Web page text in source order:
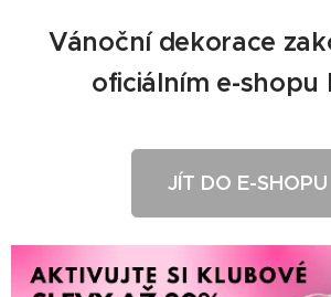
Vánoční dekorace
oficiálním e-shopu
JÍT DO E-SHOPU